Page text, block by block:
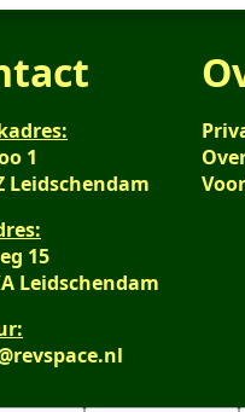
1
Leidschendam
15
Leidschendam